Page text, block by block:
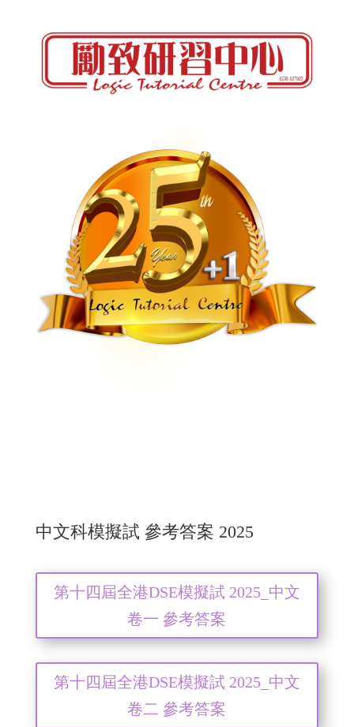
中文科模擬試 參考答案 2025
第十四屆全港DSE模擬試 2025_中文
卷一 參考答案
第十四屆全港DSE模擬試 2025_中文
卷二 參考答案